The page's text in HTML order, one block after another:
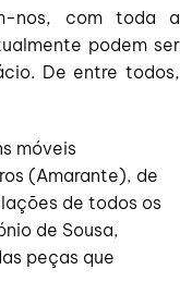
nos, com toda a
podem ser
De entre todos,
móveis
(Amarante), de
de todos os
de Sousa,
peças que